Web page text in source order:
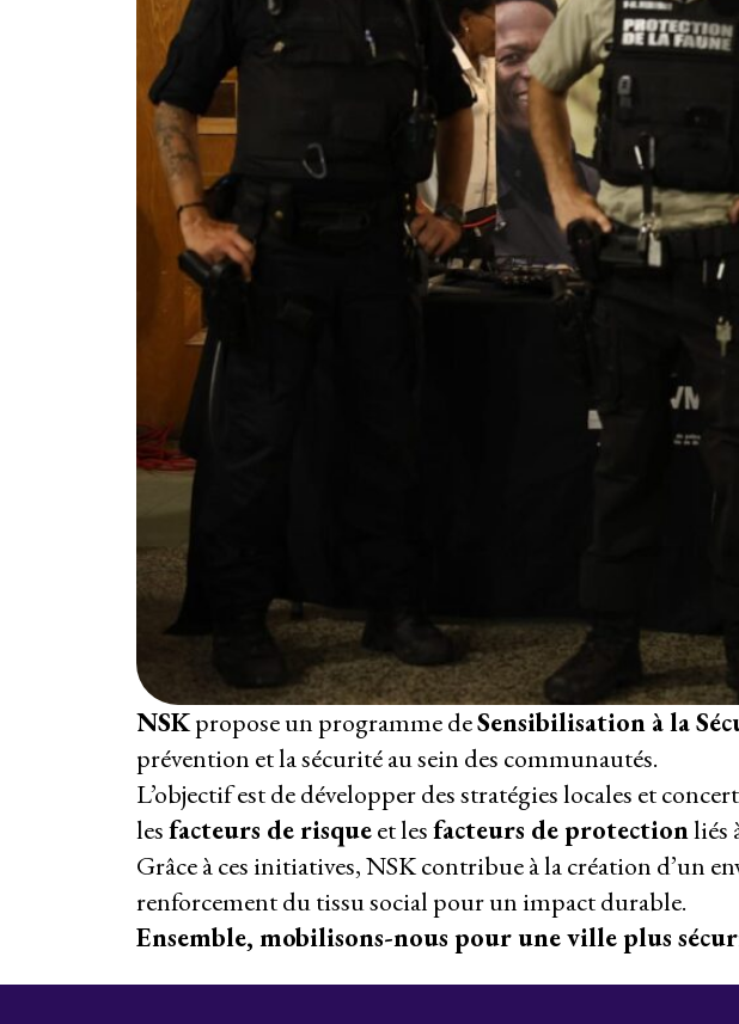
NSKpropose un programme deSensibilisation à la
prévention et la sécurité au sein des communautés.
L’objectif est de développer des stratégies locales et
lesfacteurs de risqueet lesfacteurs de protectionliés
Grâce à ces initiatives, NSK contribue à la création d’un
renforcement du tissu social pour un impact durable.
Ensemble, mobilisons-nous pour une ville plus